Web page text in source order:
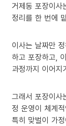
거제동 포장이사
정리를 한 번에
이사는 날짜만
하고 포장하고,
과정까지 이어지
그래서 포장이사
정 운영이 체계
특히 맞벌이 가